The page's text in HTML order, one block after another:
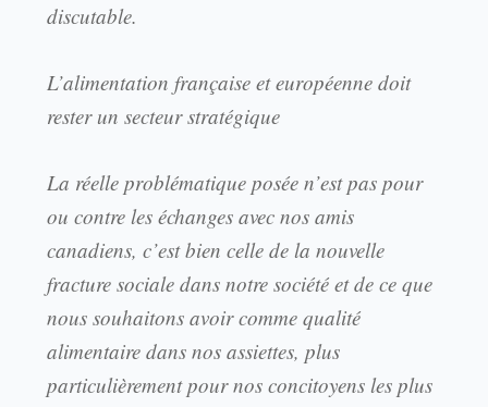
discutable.
L’alimentation française et européenne doit
rester un secteur stratégique
La réelle problématique posée n’est pas pour
ou contre les échanges avec nos amis
canadiens, c’est bien celle de la nouvelle
fracture sociale dans notre société et de ce que
nous souhaitons avoir comme qualité
alimentaire dans nos assiettes, plus
particulièrement pour nos concitoyens les plus